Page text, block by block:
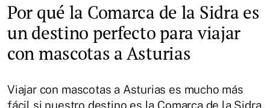
Por qué la Comarca de la Sidra es
un destino perfecto para viajar
con mascotas a Asturias
Viajar con mascotas a Asturias es mucho más
fácil si nuestro destino es la Comarca de la Sidra